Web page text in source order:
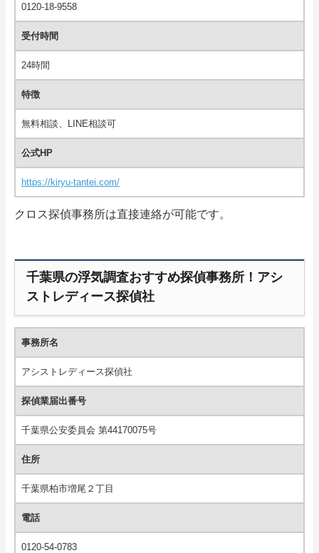
0120-18-9558
受付時間
24時間
特徴
無料相談、LINE相談可
公式HP
https://kiryu-tantei.com/
クロス探偵事務所は直接連絡が可能です。
千葉県の浮気調査おすすめ探偵事務所！アシ
ストレディース探偵社
事務所名
アシストレディース探偵社
探偵業届出番号
千葉県公安委員会 第44170075号
住所
千葉県柏市増尾２丁目
電話
0120-54-0783